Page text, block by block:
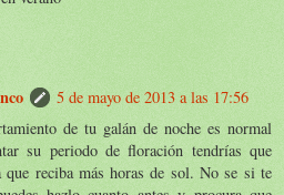
5 de mayo de 2013 a las 17:56
de tu galán de noche es normal
su periodo de floración tendrías que
reciba más horas de sol. No se si te